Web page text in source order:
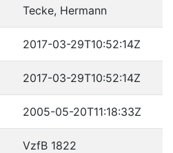
Tecke, Hermann
2017-03-29T10:52:14Z
2017-03-29T10:52:14Z
2005-05-20T11:18:33Z
VzfB 1822